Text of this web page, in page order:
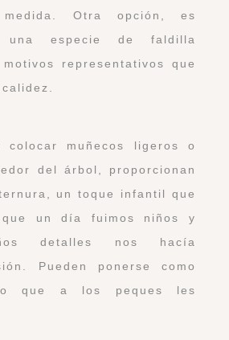
Otra opción, es
una especie de faldilla
representativos que
colocar muñecos ligeros o
del árbol, proporcionan
un toque infantil que
que un día fuimos niños y
detalles nos hacía
Pueden ponerse como
que a los peques les